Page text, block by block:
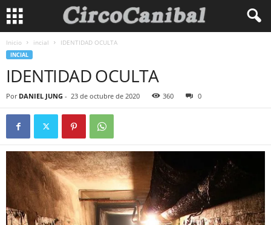
Inicio incial IDENTIDAD OCULTA
INCIAL
IDENTIDAD OCULTA
Por DANIEL JUNG - 23 de octubre de 2020 360 0